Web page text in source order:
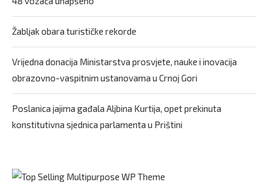
Žabljak obara turističke rekorde
Vrijedna donacija Ministarstva prosvjete, nauke i inovacija
obrazovno-vaspitnim ustanovama u Crnoj Gori
Poslanica jajima gađala Aljbina Kurtija, opet prekinuta
konstitutivna sjednica parlamenta u Prištini